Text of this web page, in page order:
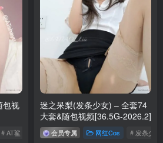
包视
# AT鲨
迷之呆梨(发条少女) – 全套74
大套&随包视频[36.5G-2026.2]
会员专属 网红Cos # 发条少女